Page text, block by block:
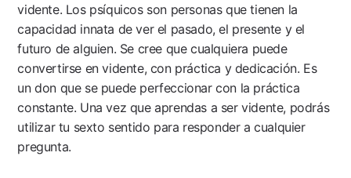
vidente. Los psíquicos son personas que tienen la
capacidad innata de ver el pasado, el presente y el
futuro de alguien. Se cree que cualquiera puede
convertirse en vidente, con práctica y dedicación. Es
un don que se puede perfeccionar con la práctica
constante. Una vez que aprendas a ser vidente, podrás
utilizar tu sexto sentido para responder a cualquier
pregunta.